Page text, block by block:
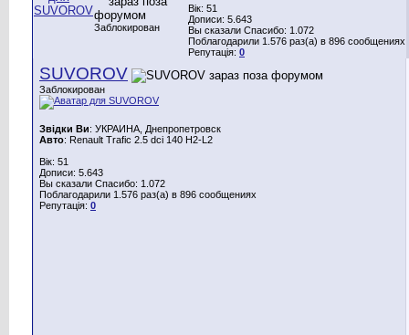
Заблокирован
Вік: 51
Дописи: 5.643
Вы сказали Спасибо: 1.072
Поблагодарили 1.576 раз(а) в 896 сообщениях
Репутація: 0
SUVOROV
Заблокирован
Звідки Ви: УКРАИНА, Днепропетровск
Авто: Renault Trafic 2.5 dci 140 H2-L2
Вік: 51
Дописи: 5.643
Вы сказали Спасибо: 1.072
Поблагодарили 1.576 раз(а) в 896 сообщениях
Репутація: 0